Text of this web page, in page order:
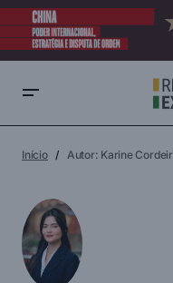
Início Autor: Karine